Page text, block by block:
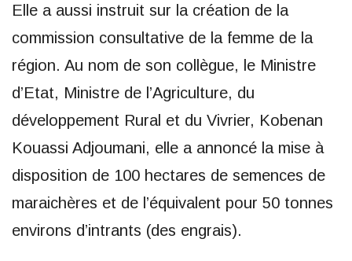
Elle a aussi instruit sur la création de la
commission consultative de la femme de la
région. Au nom de son collègue, le Ministre
d’Etat, Ministre de l’Agriculture, du
développement Rural et du Vivrier, Kobenan
Kouassi Adjoumani, elle a annoncé la mise à
disposition de 100 hectares de semences de
maraichères et de l’équivalent pour 50 tonnes
environs d’intrants (des engrais).